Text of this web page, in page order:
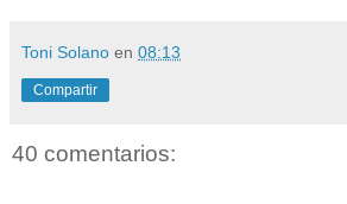
Toni Solano en 08:13
Compartir
40 comentarios: